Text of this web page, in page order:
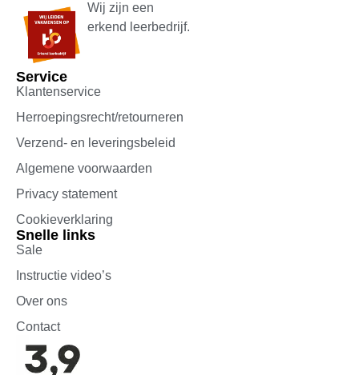
Wij zijn een
erkend leerbedrijf.
Service
Klantenservice
Herroepingsrecht/retourneren
Verzend- en leveringsbeleid
Algemene voorwaarden
Privacy statement
Cookieverklaring
Snelle links
Sale
Instructie video’s
Over ons
Contact